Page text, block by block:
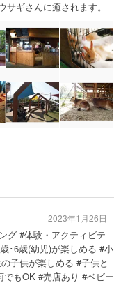
ギさんに癒されます。
グ #体験・アクティビテ
･6歳(幼児)が楽しめる #小
子供が楽しめる #子供と
もOK #売店あり #ベビー
2023年1月26日